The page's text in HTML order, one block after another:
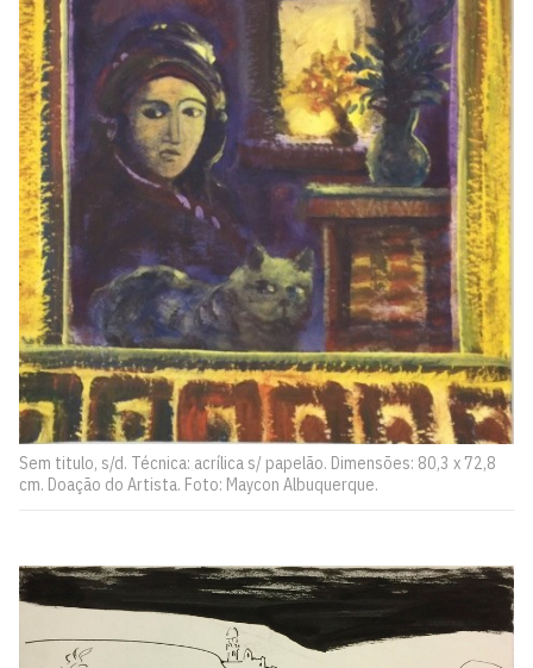
Sem titulo, s/d. Técnica: acrílica s/ papelão. Dimensões: 80,3 x 72,8
cm. Doação do Artista. Foto: Maycon Albuquerque.